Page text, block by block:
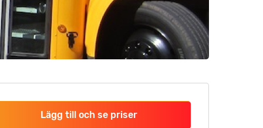
Lägg till och se priser